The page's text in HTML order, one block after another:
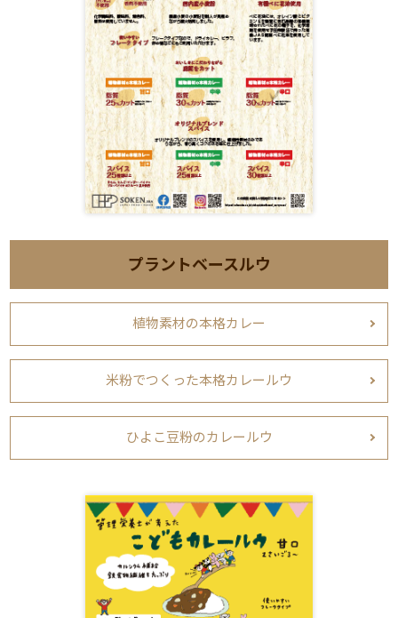
プラントベースルウ
植物素材の本格カレー
米粉でつくった本格カレールウ
ひよこ豆粉のカレールウ